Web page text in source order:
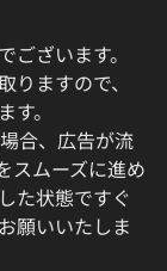
ざいます。
ますので、
。
合、広告が流
スムーズに進め
た状態ですぐ
願いいたしま